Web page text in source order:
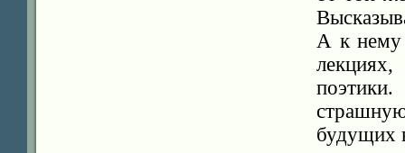
А к нему
будущих